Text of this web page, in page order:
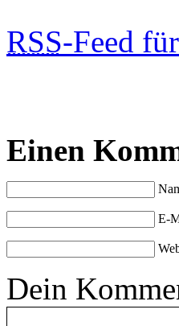
RSS-Feed
Einen
E-
Dein